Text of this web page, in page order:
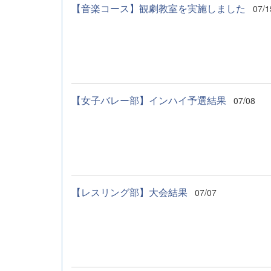
【音楽コース】観劇教室を実施しました 07/
【女子バレー部】インハイ予選結果 07/08
【レスリング部】大会結果 07/07